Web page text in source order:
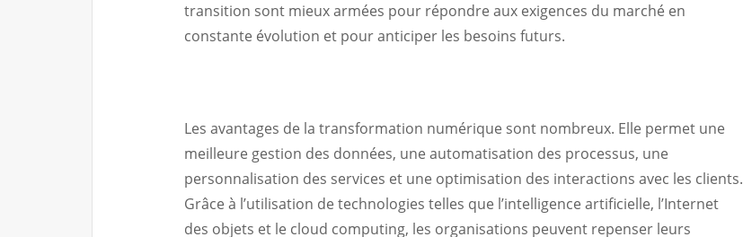
transition sont mieux armées pour répondre aux exigences du marché en
constante évolution et pour anticiper les besoins futurs.
Les avantages de la transformation numérique sont nombreux. Elle permet une
meilleure gestion des données, une automatisation des processus, une
personnalisation des services et une optimisation des interactions avec les clients.
Grâce à l’utilisation de technologies telles que l’intelligence artificielle, l’Internet
des objets et le cloud computing, les organisations peuvent repenser leurs